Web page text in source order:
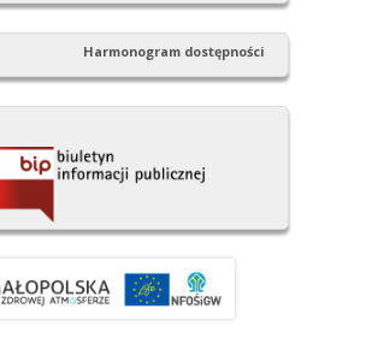
Harmonogram dostępności